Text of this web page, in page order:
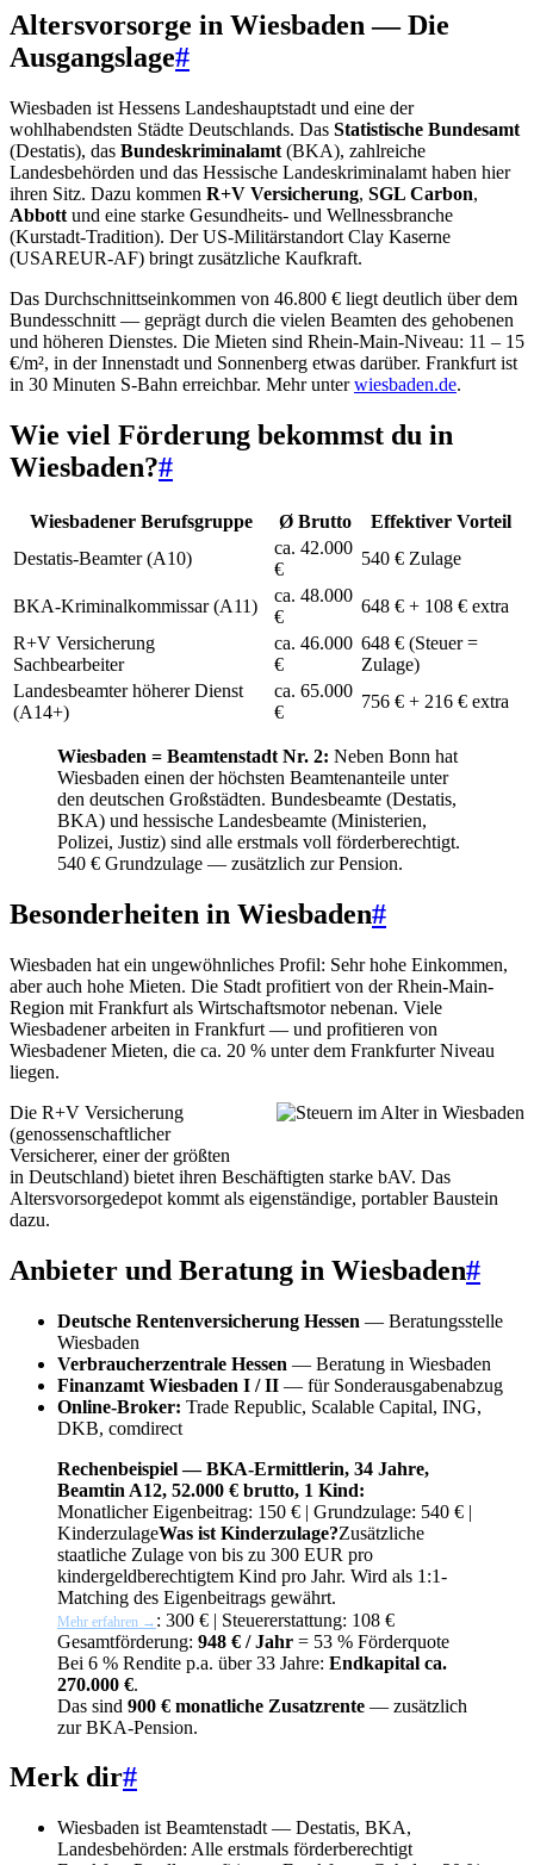
Altersvorsorge in Wiesbaden — Die
Ausgangslage#
Wiesbaden ist Hessens Landeshauptstadt und eine der
wohlhabendsten Städte Deutschlands. Das Statistische Bundesamt
(Destatis), das Bundeskriminalamt (BKA), zahlreiche
Landesbehörden und das Hessische Landeskriminalamt haben hier
ihren Sitz. Dazu kommen R+V Versicherung, SGL Carbon,
Abbott und eine starke Gesundheits- und Wellnessbranche
(Kurstadt-Tradition). Der US-Militärstandort Clay Kaserne
(USAREUR-AF) bringt zusätzliche Kaufkraft.
Das Durchschnittseinkommen von 46.800 € liegt deutlich über dem
Bundesschnitt — geprägt durch die vielen Beamten des gehobenen
und höheren Dienstes. Die Mieten sind Rhein-Main-Niveau: 11 – 15
€/m², in der Innenstadt und Sonnenberg etwas darüber. Frankfurt ist
in 30 Minuten S-Bahn erreichbar. Mehr unterwiesbaden.de.
Wie viel Förderung bekommst du in
Wiesbaden?#
Wiesbadener Berufsgruppe Ø Brutto
Effektiver Vorteil
Destatis-Beamter (A10)
ca. 42.000
€
540 € Zulage
BKA-Kriminalkommissar (A11)
ca. 48.000
€
648 € + 108 € extra
R+V Versicherung
Sachbearbeiter
ca. 46.000
€
648 € (Steuer =
Zulage)
Landesbeamter höherer Dienst
(A14+)
ca. 65.000
€
756 € + 216 € extra
Wiesbaden = Beamtenstadt Nr. 2: Neben Bonn hat
Wiesbaden einen der höchsten Beamtenanteile unter
den deutschen Großstädten. Bundesbeamte (Destatis,
BKA) und hessische Landesbeamte (Ministerien,
Polizei, Justiz) sind alle erstmals voll förderberechtigt.
540 € Grundzulage — zusätzlich zur Pension.
Besonderheiten in Wiesbaden#
Wiesbaden hat ein ungewöhnliches Profil: Sehr hohe Einkommen,
aber auch hohe Mieten. Die Stadt profitiert von der Rhein-Main-
Region mit Frankfurt als Wirtschaftsmotor nebenan. Viele
Wiesbadener arbeiten in Frankfurt — und profitieren von
Wiesbadener Mieten, die ca. 20 % unter dem Frankfurter Niveau
liegen.
Die R+V Versicherung
(genossenschaftlicher
Versicherer, einer der größten
in Deutschland) bietet ihren Beschäftigten starke bAV. Das
Altersvorsorgedepot kommt als eigenständige, portabler Baustein
dazu.
Anbieter und Beratung in Wiesbaden#
Deutsche Rentenversicherung Hessen — Beratungsstelle
Wiesbaden
Verbraucherzentrale Hessen — Beratung in Wiesbaden
Finanzamt Wiesbaden I / II — für Sonderausgabenabzug
Online-Broker: Trade Republic, Scalable Capital, ING,
DKB, comdirect
Rechenbeispiel — BKA-Ermittlerin, 34 Jahre,
Beamtin A12, 52.000 € brutto, 1 Kind:
Monatlicher Eigenbeitrag: 150 € | Grundzulage: 540 € |
KinderzulageWas ist Kinderzulage?Zusätzliche
staatliche Zulage von bis zu 300 EUR pro
kindergeldberechtigtem Kind pro Jahr. Wird als 1:1-
Matching des Eigenbeitrags gewährt.
Mehr erfahren → : 300 € | Steuererstattung: 108 €
Gesamtförderung: 948 € / Jahr = 53 % Förderquote
Bei 6 % Rendite p.a. über 33 Jahre: Endkapital ca.
270.000 €.
Das sind 900 € monatliche Zusatzrente — zusätzlich
zur BKA-Pension.
Merk dir#
Wiesbaden ist Beamtenstadt — Destatis, BKA,
Landesbehörden: Alle erstmals förderberechtigt